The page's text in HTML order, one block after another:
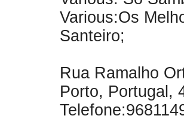
Various:Os
Santeiro;
Rua Ramalho
Porto, Portugal,